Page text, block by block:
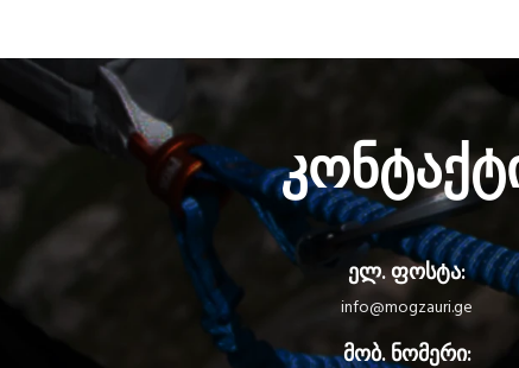
ელ. ფოსტა:
info@mogzauri.ge
მობ. ნომერი: